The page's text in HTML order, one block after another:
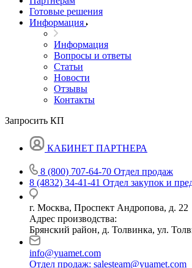
Готовые решения
Информация
Информация
Вопросы и ответы
Статьи
Новости
Отзывы
Контакты
Запросить КП
КАБИНЕТ ПАРТНЕРА
8 (800) 707-64-70 Отдел продаж
8 (4832) 34-41-41 Отдел закупок и
г. Москва, Проспект Андропова, д. 22
Адрес производства:
Брянский район, д. Толвинка, ул.
info@yuamet.com
Отдел продаж: salesteam@yuamet.com